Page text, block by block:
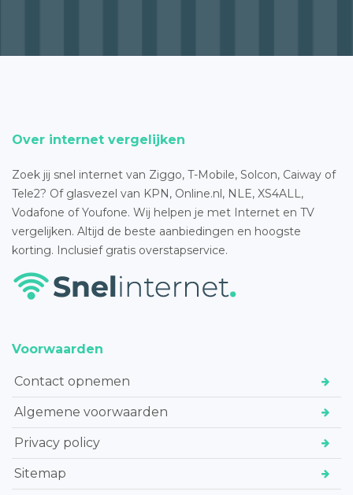
Over internet vergelijken
Zoek jij snel internet van Ziggo, T-Mobile, Solcon, Caiway of
Tele2? Of glasvezel van KPN, Online.nl, NLE, XS4ALL,
Vodafone of Youfone. Wij helpen je met Internet en TV
vergelijken. Altijd de beste aanbiedingen en hoogste
korting. Inclusief gratis overstapservice.
Voorwaarden
Contact opnemen
Algemene voorwaarden
Privacy policy
Sitemap